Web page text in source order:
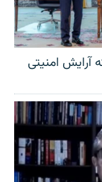
امنیتی